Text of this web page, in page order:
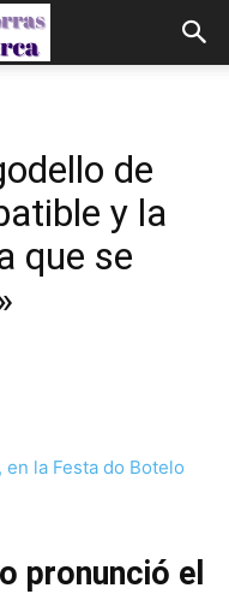
de
y la
que se
pronunció el